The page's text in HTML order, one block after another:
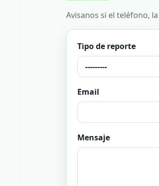
Avisanos si el teléfono,
Tipo de reporte
Email
Mensaje